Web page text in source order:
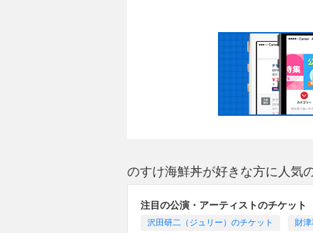
のすけ海鮮丼が好きな方に人気
注目の公演・アーティストのチケット
沢田研二（ジュリー）のチケット 財津